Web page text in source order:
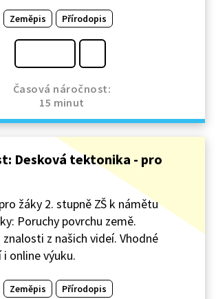
Zeměpis Přírodopis
Časová náročnost:
15 minut
Desková tektonika - pro
žáky 2. stupně ZŠ k námětu
Poruchy povrchu země.
z našich videí. Vhodné
online výuku.
Zeměpis Přírodopis